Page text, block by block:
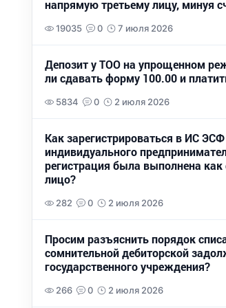
напрямую третьему лицу, минуя
19035 0 7 июля 2026
Депозит у ТОО на упрощенном
ли сдавать форму 100.00 и
5834 0 2 июля 2026
Как зарегистрироваться в ИС ЭСФ
индивидуального
регистрация была выполнена как
лицо?
282 0 2 июля 2026
Просим разъяснить порядок
сомнительной дебиторской
государственного учреждения?
266 0 2 июля 2026